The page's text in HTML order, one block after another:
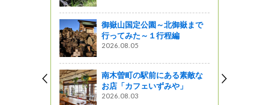
御嶽山国定公園～北御嶽まで
行ってみた～１行程編
2026.08.05
南木曽町の駅前にある素敵な
お店「カフェいずみや」
2026.08.03